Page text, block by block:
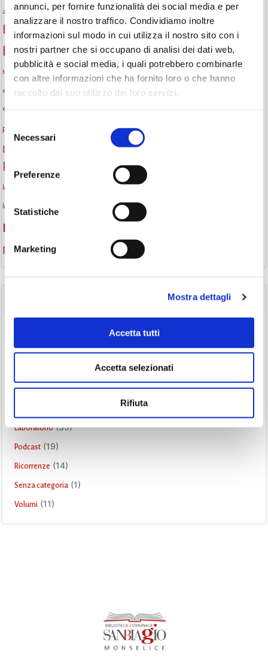
annunci, per fornire funzionalità dei social media e per
analizzare il nostro traffico. Condividiamo inoltre
informazioni sul modo in cui utilizza il nostro sito con i
nostri partner che si occupano di analisi dei dati web,
pubblicità e social media, i quali potrebbero combinarle
con altre informazioni che ha fornito loro o che hanno
raccolto dal suo utilizzo dei loro servizi.
Selezione
del
consenso
Necessari
Preferenze
Statistiche
Marketing
Mostra dettagli
Accetta tutti
Accetta selezionati
Rifiuta
attività per bambini Attività per ragazzi Autore bambini
biblioteca biblioteca di Monselice
biblioteca Monselice Biblioteca San Biagio
biblioteca San Biagio Monselice Centro per il libro e la lettura
eventi biblioteca eventi culturali eventi culturali Monselice
eventi in biblioteca eventi Monselice eventi per famiglie famiglie
Fiaccole della lettura gruppo di lettura
Informazioni
la strada di mattoni gialli Lettori itineranti
lettura ad alta voce lettura condivisa
letture ad alta voce libri libri come semi
monselice
promozione della lettura Recensione
Consigli di lettura(24)
Gruppo di lettura(26)
Laboratorio(35)
Podcast (19)
Ricorrenze (14)
Senza categoria (1)
Volumi (11)